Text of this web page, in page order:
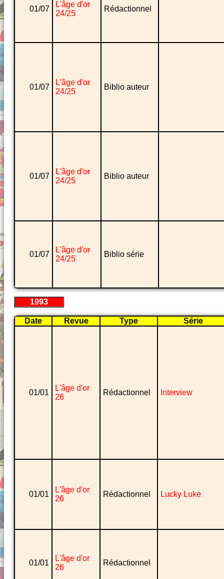
01/07
L'âge d'or
24/25
Rédactionnel
01/07
L'âge d'or
24/25
Biblio auteur
01/07
L'âge d'or
24/25
Biblio auteur
01/07
L'âge d'or
24/25
Biblio série
1993
Date Revue Type Série
01/01
L'âge d'or
26
Rédactionnel Interview
01/01
L'âge d'or
26
Rédactionnel Lucky Luke
01/01
L'âge d'or
26
Rédactionnel